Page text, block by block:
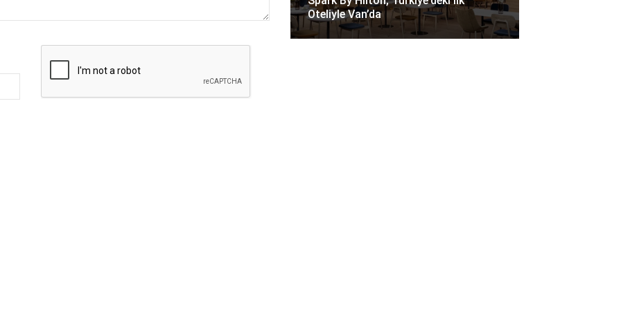
Oteliyle Van’da